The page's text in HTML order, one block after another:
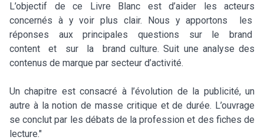
L’objectif de ce Livre Blanc est d’aider les acteurs
concernés à y voir plus clair. Nous y apportons les
réponses aux principales questions sur le brand
content et sur la brand culture. Suit une analyse des
contenus de marque par secteur d’activité.
Un chapitre est consacré à l’évolution de la publicité, un
autre à la notion de masse critique et de durée. L’ouvrage
se conclut par les débats de la profession et des fiches de
lecture."